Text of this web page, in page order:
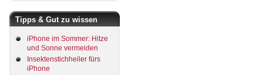
Tipps & Gut zu wissen
iPhone im Sommer: Hitze
und Sonne vermeiden
Insektenstichheiler fürs
iPhone